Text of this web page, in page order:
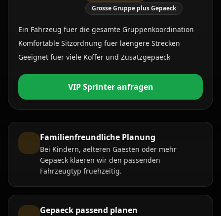
Grosse Gruppe plus Gepaeck
Ein Fahrzeug fuer die gesamte Gruppenkoordination
Komfortable Sitzordnung fuer laengere Strecken
Geeignet fuer viele Koffer und Zusatzgepaeck
VIP Sprinter anfragen
Familienfreundliche Planung
Bei Kindern, aelteren Gaesten oder mehr
Gepaeck klaeren wir den passenden
Fahrzeugtyp fruehzeitig.
Gepaeck passend planen